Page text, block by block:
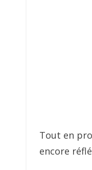
Tout en
encore